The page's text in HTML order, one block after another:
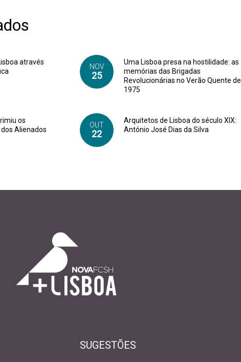
através
NOV
25
Uma Lisboa presa na hostilidade: as
memórias das Brigadas
Revolucionárias no Verão Quente de
1975
os
Alienados
OUT
22
Arquitetos de Lisboa do século XIX:
António José Dias da Silva
SUGESTÕES